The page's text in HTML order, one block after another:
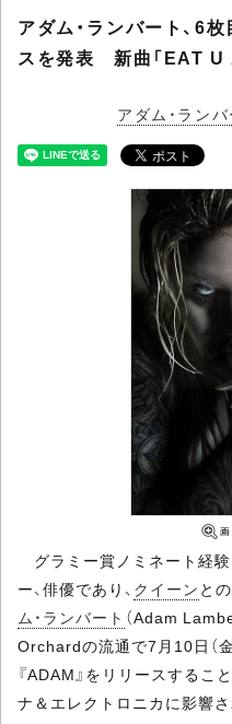
アダム・ランバート、6
スを発表 新曲「EAT U
アダム・ランバ
グラミー賞ノミネート経験
ー、俳優であり、 クイーン と
ム・ランバート （Adam
Orchardの流通で7月10日（
『ADAM』をリリースするこ
ナ＆エレクトロニカに影響さ